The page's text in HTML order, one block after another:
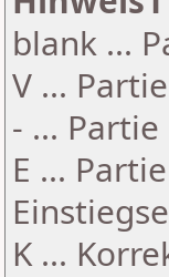
blank ...
V ...
- ...
E ...
K ...